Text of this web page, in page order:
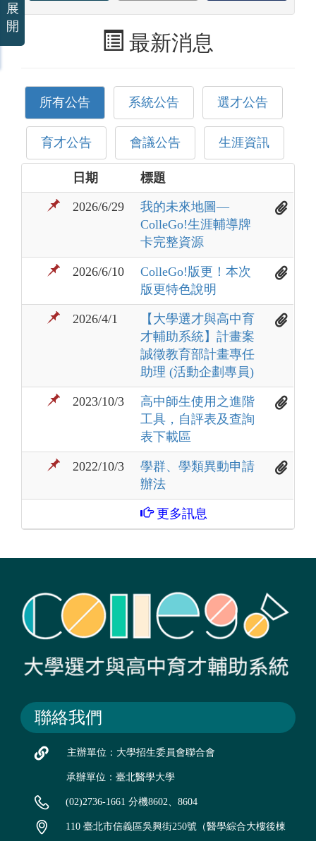
最新消息
所有公告 系統公告 選才公告
育才公告 會議公告 生涯資訊
日期 標題
2026/6/29
我的未來地圖—
ColleGo!生涯輔導牌
卡完整資源
2026/6/10
ColleGo!版更！本次
版更特色說明
2026/4/1
【大學選才與高中育
才輔助系統】計畫案
誠徵教育部計畫專任
助理 (活動企劃專員)
2023/10/3
高中師生使用之進階
工具，自評表及查詢
表下載區
2022/10/3
學群、學類異動申請
辦法
更多訊息
聯絡我們
主辦單位：大學招生委員會聯合會
承辦單位：臺北醫學大學
(02)2736-1661 分機8602、8604
110 臺北市信義區吳興街250號（醫學綜合大樓後棟
展
開